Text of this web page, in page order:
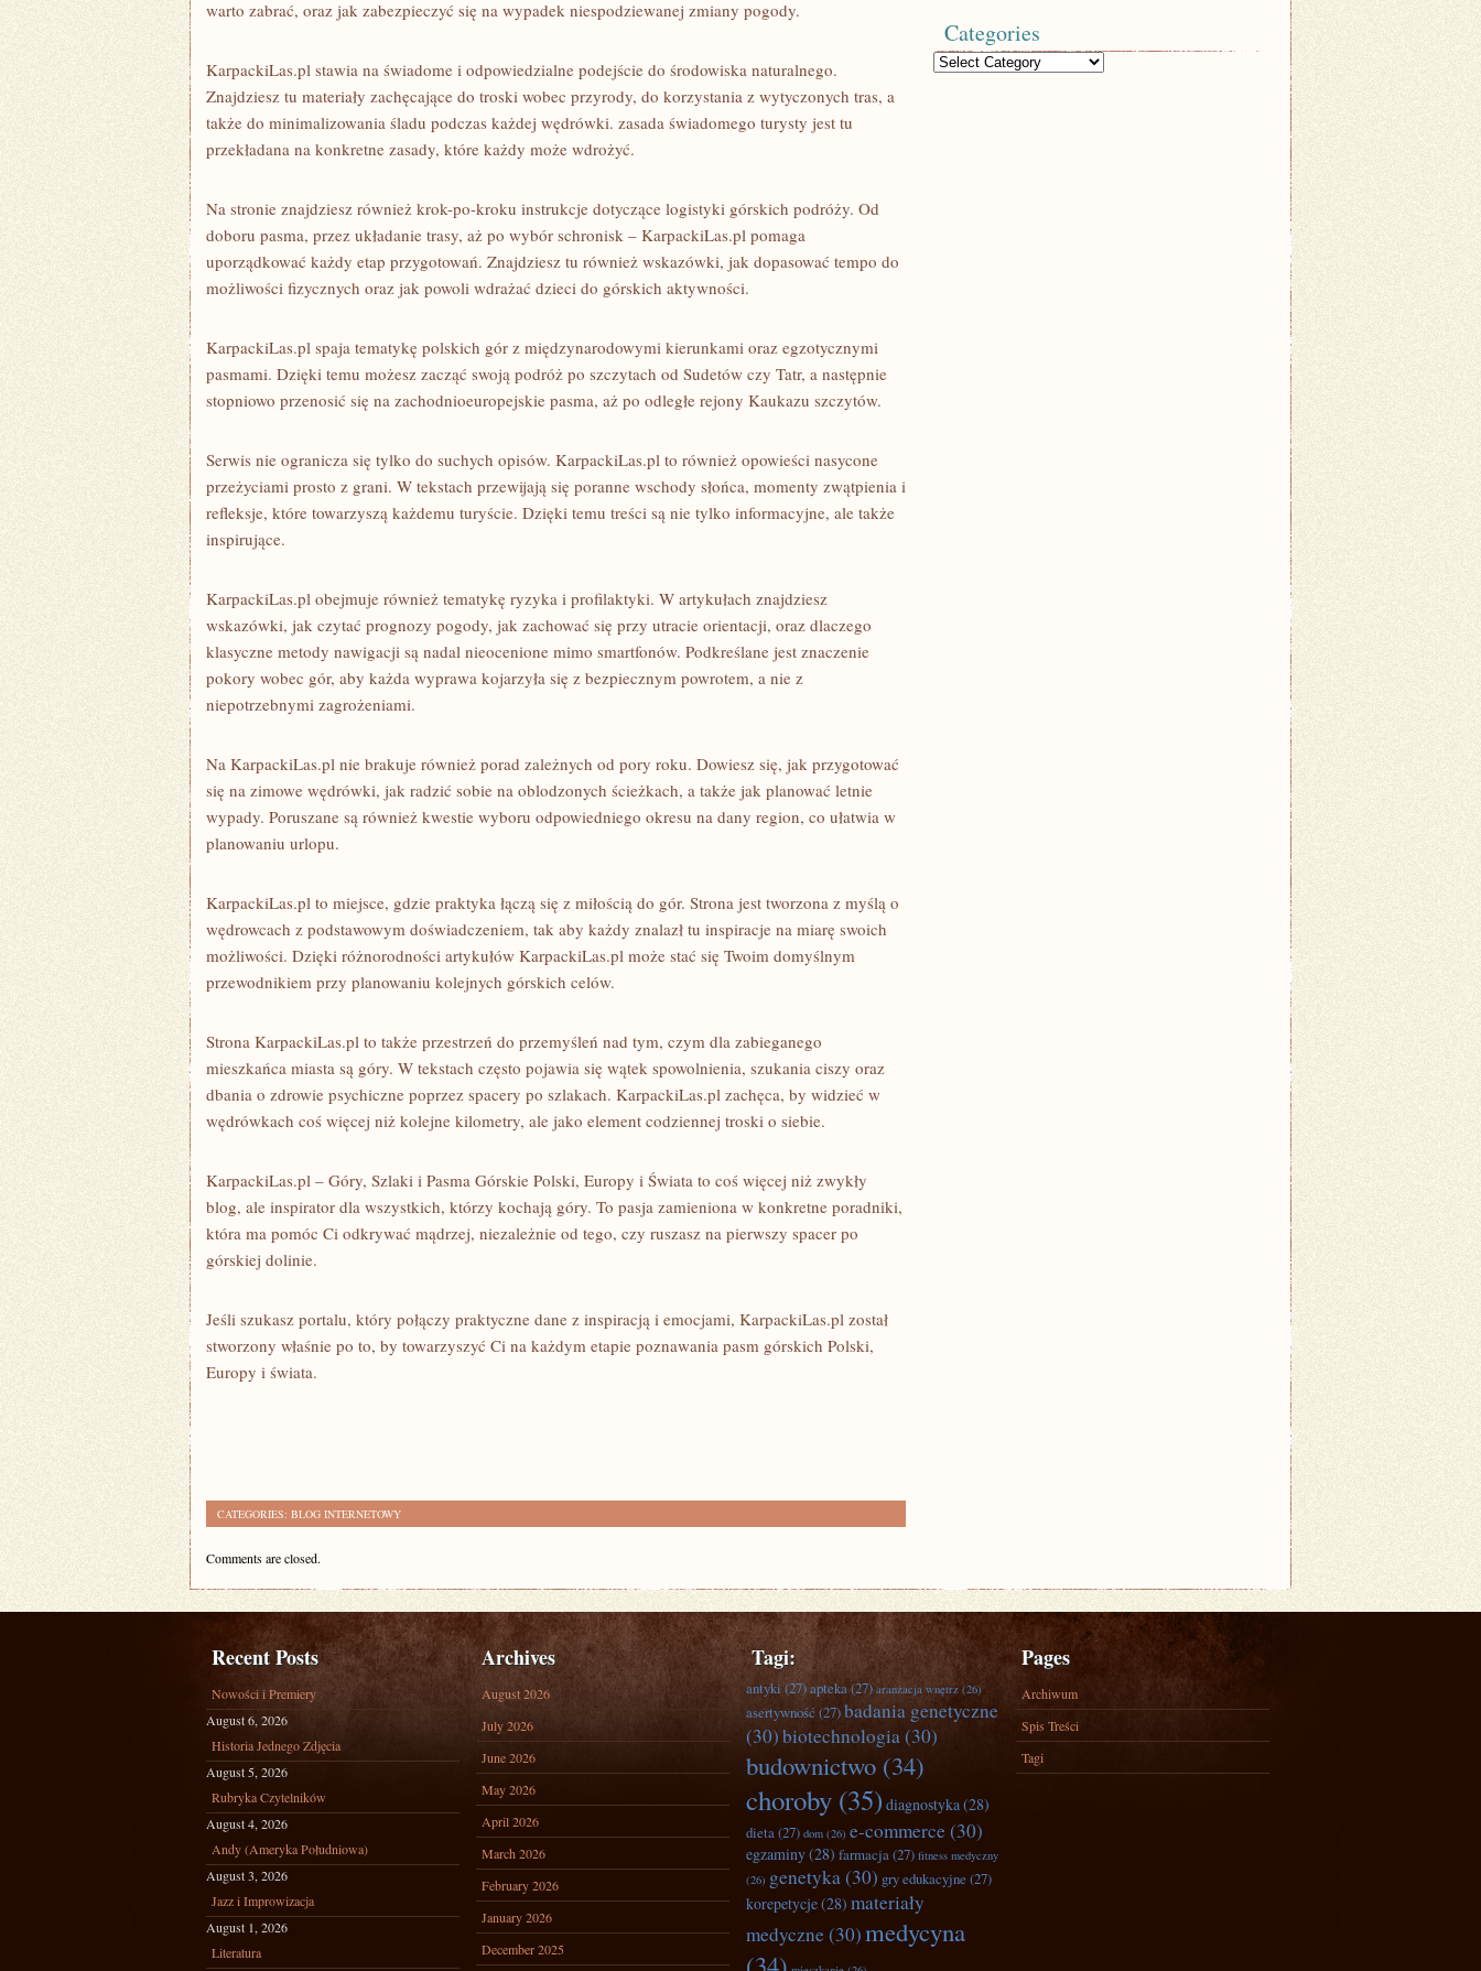
warto zabrać, oraz jak zabezpieczyć się na wypadek niespodziewanej zmiany pogody.
KarpackiLas.pl stawia na świadome i odpowiedzialne podejście do środowiska naturalnego.
Znajdziesz tu materiały zachęcające do troski wobec przyrody, do korzystania z wytyczonych tras, a
także do minimalizowania śladu podczas każdej wędrówki. zasada świadomego turysty jest tu
przekładana na konkretne zasady, które każdy może wdrożyć.
Na stronie znajdziesz również krok-po-kroku instrukcje dotyczące logistyki górskich podróży. Od
doboru pasma, przez układanie trasy, aż po wybór schronisk – KarpackiLas.pl pomaga
uporządkować każdy etap przygotowań. Znajdziesz tu również wskazówki, jak dopasować tempo do
możliwości fizycznych oraz jak powoli wdrażać dzieci do górskich aktywności.
KarpackiLas.pl spaja tematykę polskich gór z międzynarodowymi kierunkami oraz egzotycznymi
pasmami. Dzięki temu możesz zacząć swoją podróż po szczytach od Sudetów czy Tatr, a następnie
stopniowo przenosić się na zachodnioeuropejskie pasma, aż po odległe rejony Kaukazu szczytów.
Serwis nie ogranicza się tylko do suchych opisów. KarpackiLas.pl to również opowieści nasycone
przeżyciami prosto z grani. W tekstach przewijają się poranne wschody słońca, momenty zwątpienia i
refleksje, które towarzyszą każdemu turyście. Dzięki temu treści są nie tylko informacyjne, ale także
inspirujące.
KarpackiLas.pl obejmuje również tematykę ryzyka i profilaktyki. W artykułach znajdziesz
wskazówki, jak czytać prognozy pogody, jak zachować się przy utracie orientacji, oraz dlaczego
klasyczne metody nawigacji są nadal nieocenione mimo smartfonów. Podkreślane jest znaczenie
pokory wobec gór, aby każda wyprawa kojarzyła się z bezpiecznym powrotem, a nie z
niepotrzebnymi zagrożeniami.
Na KarpackiLas.pl nie brakuje również porad zależnych od pory roku. Dowiesz się, jak przygotować
się na zimowe wędrówki, jak radzić sobie na oblodzonych ścieżkach, a także jak planować letnie
wypady. Poruszane są również kwestie wyboru odpowiedniego okresu na dany region, co ułatwia w
planowaniu urlopu.
KarpackiLas.pl to miejsce, gdzie praktyka łączą się z miłością do gór. Strona jest tworzona z myślą o
wędrowcach z podstawowym doświadczeniem, tak aby każdy znalazł tu inspiracje na miarę swoich
możliwości. Dzięki różnorodności artykułów KarpackiLas.pl może stać się Twoim domyślnym
przewodnikiem przy planowaniu kolejnych górskich celów.
Strona KarpackiLas.pl to także przestrzeń do przemyśleń nad tym, czym dla zabieganego
mieszkańca miasta są góry. W tekstach często pojawia się wątek spowolnienia, szukania ciszy oraz
dbania o zdrowie psychiczne poprzez spacery po szlakach. KarpackiLas.pl zachęca, by widzieć w
wędrówkach coś więcej niż kolejne kilometry, ale jako element codziennej troski o siebie.
KarpackiLas.pl – Góry, Szlaki i Pasma Górskie Polski, Europy i Świata to coś więcej niż zwykły
blog, ale inspirator dla wszystkich, którzy kochają góry. To pasja zamieniona w konkretne poradniki,
która ma pomóc Ci odkrywać mądrzej, niezależnie od tego, czy ruszasz na pierwszy spacer po
górskiej dolinie.
Jeśli szukasz portalu, który połączy praktyczne dane z inspiracją i emocjami, KarpackiLas.pl został
stworzony właśnie po to, by towarzyszyć Ci na każdym etapie poznawania pasm górskich Polski,
Europy i świata.
CATEGORIES: BLOG INTERNETOWY
Comments are closed.
Categories
Categories
Recent Posts
Nowości i Premiery
August 6, 2026
Historia Jednego Zdjęcia
August 5, 2026
Rubryka Czytelników
August 4, 2026
Andy (Ameryka Południowa)
August 3, 2026
Jazz i Improwizacja
August 1, 2026
Literatura
Archives
August 2026
July 2026
June 2026
May 2026
April 2026
March 2026
February 2026
January 2026
December 2025
Tagi:
antyki(27)apteka(27) aranżacja wnętrz (26)
asertywność (27)badania genetyczne
(30)biotechnologia(30)
budownictwo (34)
choroby (35) diagnostyka(28)
dieta(27) dom (26) e-commerce (30)
egzaminy(28) farmacja(27) fitness medyczny
(26) genetyka(30) gry edukacyjne (27)
korepetycje(28) materiały
medyczne (30)medycyna
(34)
Pages
Archiwum
Spis Treści
Tagi